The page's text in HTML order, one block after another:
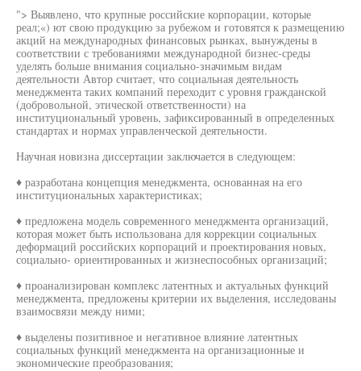
"> Выявлено, что крупные российские корпорации, которые
реал;«) ют свою продукцию за рубежом и готовятся к размещению
акций на международных финансовых рынках, вынуждены в
соответствии с требованиями международной бизнес-среды
уделять больше внимания социально-значимым видам
деятельности Автор считает, что социальная деятельность
менеджмента таких компаний переходит с уровня гражданской
(добровольной, этической ответственности) на
институциональный уровень, зафиксированный в определенных
стандартах и нормах управленческой деятельности.
Научная новизна диссертации заключается в следующем:
♦ разработана концепция менеджмента, основанная на его
институциональных характеристиках;
♦ предложена модель современного менеджмента организаций,
которая может быть использована для коррекции социальных
деформаций российских корпораций и проектирования новых,
социально- ориентированных и жизнеспособных организаций;
♦ проанализирован комплекс латентных и актуальных функций
менеджмента, предложены критерии их выделения, исследованы
взаимосвязи между ними;
♦ выделены позитивное и негативное влияние латентных
социальных функций менеджмента на организационные и
экономические преобразования;